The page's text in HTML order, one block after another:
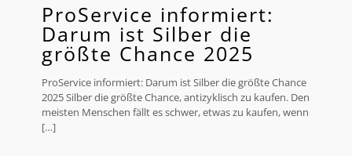
ProService informiert:
Darum ist Silber die
größte Chance 2025
ProService informiert: Darum ist Silber die größte Chance
2025 Silber die größte Chance, antizyklisch zu kaufen. Den
meisten Menschen fällt es schwer, etwas zu kaufen, wenn
[…]